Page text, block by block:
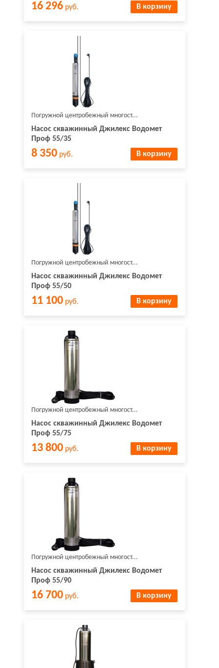
16 296 руб. В корзину
Погружной центробежный многост...
Насос скважинный Джилекс Водомет
Проф 55/35
8 350 руб. В корзину
Погружной центробежный многост...
Насос скважинный Джилекс Водомет
Проф 55/50
11 100 руб. В корзину
Погружной центробежный многост...
Насос скважинный Джилекс Водомет
Проф 55/75
13 800 руб. В корзину
Погружной центробежный многост...
Насос скважинный Джилекс Водомет
Проф 55/90
16 700 руб. В корзину